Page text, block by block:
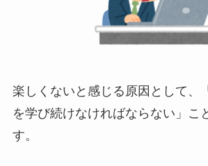
楽しくないと感じる原因として、
を学び続けなければならない」こ
す。